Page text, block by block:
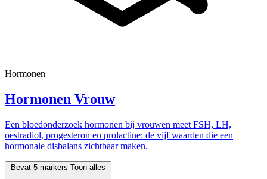
Hormonen
Hormonen Vrouw
Een bloedonderzoek hormonen bij vrouwen meet FSH, LH,
oestradiol, progesteron en prolactine: de vijf waarden die een
hormonale disbalans zichtbaar maken.
Bevat 5 markers Toon alles